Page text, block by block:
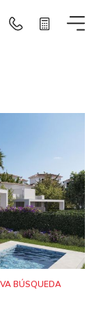
BÚSQUEDA